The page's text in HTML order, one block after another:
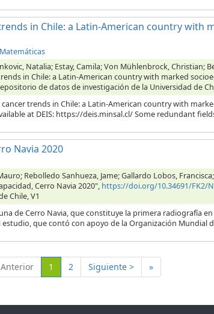
in Chile: a Latin-American country with
Natalia; Estay, Camila; Von Mühlenbrock, Christian;
in Chile: a Latin-American country with marked
de datos de investigación de la Universidad de
trends in Chile: a Latin-American country with
at DEIS: https://deis.minsal.cl/ Some redundant
Navia 2020
Rebolledo Sanhueza, Jame; Gallardo Lobos,
Cerro Navia 2020", https://doi.org/10.34691/FK2/
Chile, V1
de Cerro Navia, que constituye la primera radiografía
que contó con apoyo de la Organización Mundial
1 (Actual)
2 Siguiente > »